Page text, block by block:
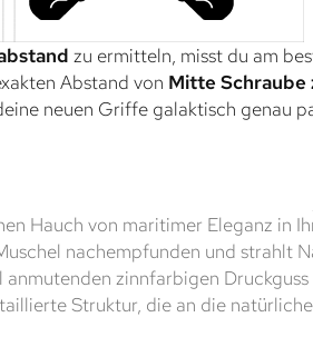
zu ermitteln, misst du am
Abstand von Mitte Schraube
neuen Griffe galaktisch genau
Hauch von maritimer Eleganz in
nachempfunden und strahlt
anmutenden zinnfarbigen
Struktur, die an die